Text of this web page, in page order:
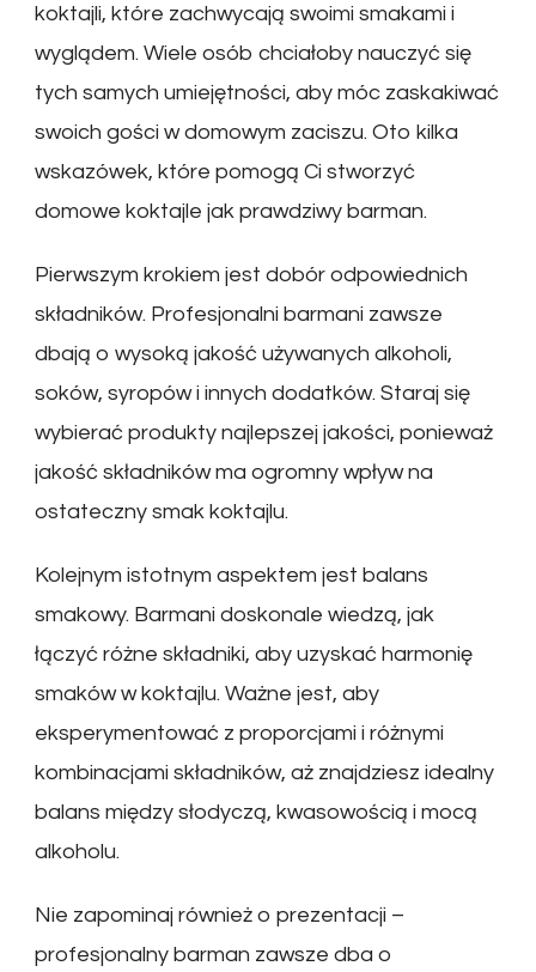
koktajli, które zachwycają swoimi smakami i
wyglądem. Wiele osób chciałoby nauczyć się
tych samych umiejętności, aby móc zaskakiwać
swoich gości w domowym zaciszu. Oto kilka
wskazówek, które pomogą Ci stworzyć
domowe koktajle jak prawdziwy barman.
Pierwszym krokiem jest dobór odpowiednich
składników. Profesjonalni barmani zawsze
dbają o wysoką jakość używanych alkoholi,
soków, syropów i innych dodatków. Staraj się
wybierać produkty najlepszej jakości, ponieważ
jakość składników ma ogromny wpływ na
ostateczny smak koktajlu.
Kolejnym istotnym aspektem jest balans
smakowy. Barmani doskonale wiedzą, jak
łączyć różne składniki, aby uzyskać harmonię
smaków w koktajlu. Ważne jest, aby
eksperymentować z proporcjami i różnymi
kombinacjami składników, aż znajdziesz idealny
balans między słodyczą, kwasowością i mocą
alkoholu.
Nie zapominaj również o prezentacji –
profesjonalny barman zawsze dba o